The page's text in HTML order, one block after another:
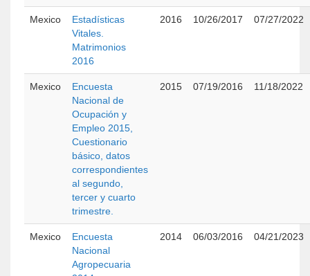
Mexico
Estadísticas
Vitales.
Matrimonios
2016
2016 10/26/2017 07/27/2022
Mexico
Encuesta
Nacional de
Ocupación y
Empleo 2015,
Cuestionario
básico, datos
correspondientes
al segundo,
tercer y cuarto
trimestre.
2015 07/19/2016 11/18/2022
Mexico
Encuesta
Nacional
Agropecuaria
2014 06/03/2016 04/21/2023